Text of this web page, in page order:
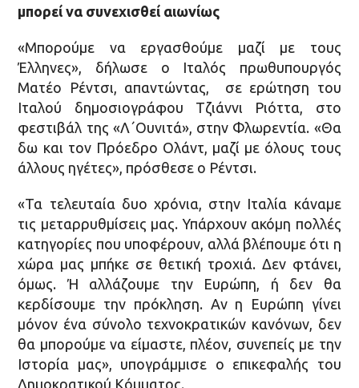
μπορεί να συνεχισθεί αιωνίως
«Μπορούμε να εργασθούμε μαζί με τους
Έλληνες», δήλωσε ο Ιταλός πρωθυπουργός
Ματέο Ρέντσι, απαντώντας, σε ερώτηση του
Ιταλού δημοσιογράφου Τζιάννι Ριόττα, στο
φεστιβάλ της «Λ΄Ουνιτά», στην Φλωρεντία. «Θα
δω και τον Πρόεδρο Ολάντ, μαζί με όλους τους
άλλους ηγέτες», πρόσθεσε ο Ρέντσι.
«Τα τελευταία δυο χρόνια, στην Ιταλία κάναμε
τις μεταρρυθμίσεις μας. Υπάρχουν ακόμη πολλές
κατηγορίες που υποφέρουν, αλλά βλέπουμε ότι η
χώρα μας μπήκε σε θετική τροχιά. Δεν φτάνει,
όμως. Ή αλλάζουμε την Ευρώπη, ή δεν θα
κερδίσουμε την πρόκληση. Αν η Ευρώπη γίνει
μόνον ένα σύνολο τεχνοκρατικών κανόνων, δεν
θα μπορούμε να είμαστε, πλέον, συνεπείς με την
Ιστορία μας», υπογράμμισε ο επικεφαλής του
Δημοκρατικού Κόμματος.